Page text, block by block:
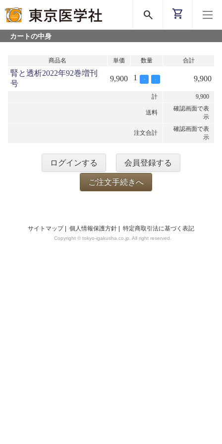
search shopping_cart
カートの中身
商品名 単価 数量 合計
腎と透析2022年92巻増刊
号
9,900 1 + - 9,900
計 9,900
送料
確認画面で表
示
注文合計
確認画面で表
示
ログインする 会員登録する
ご注文手続きへ
サイトマップ| 個人情報保護方針 特定商取引法に基づく表記
Copyright © tokyo-igakusha.co.jp. All right reserved.